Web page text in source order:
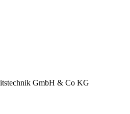
GmbH & Co KG